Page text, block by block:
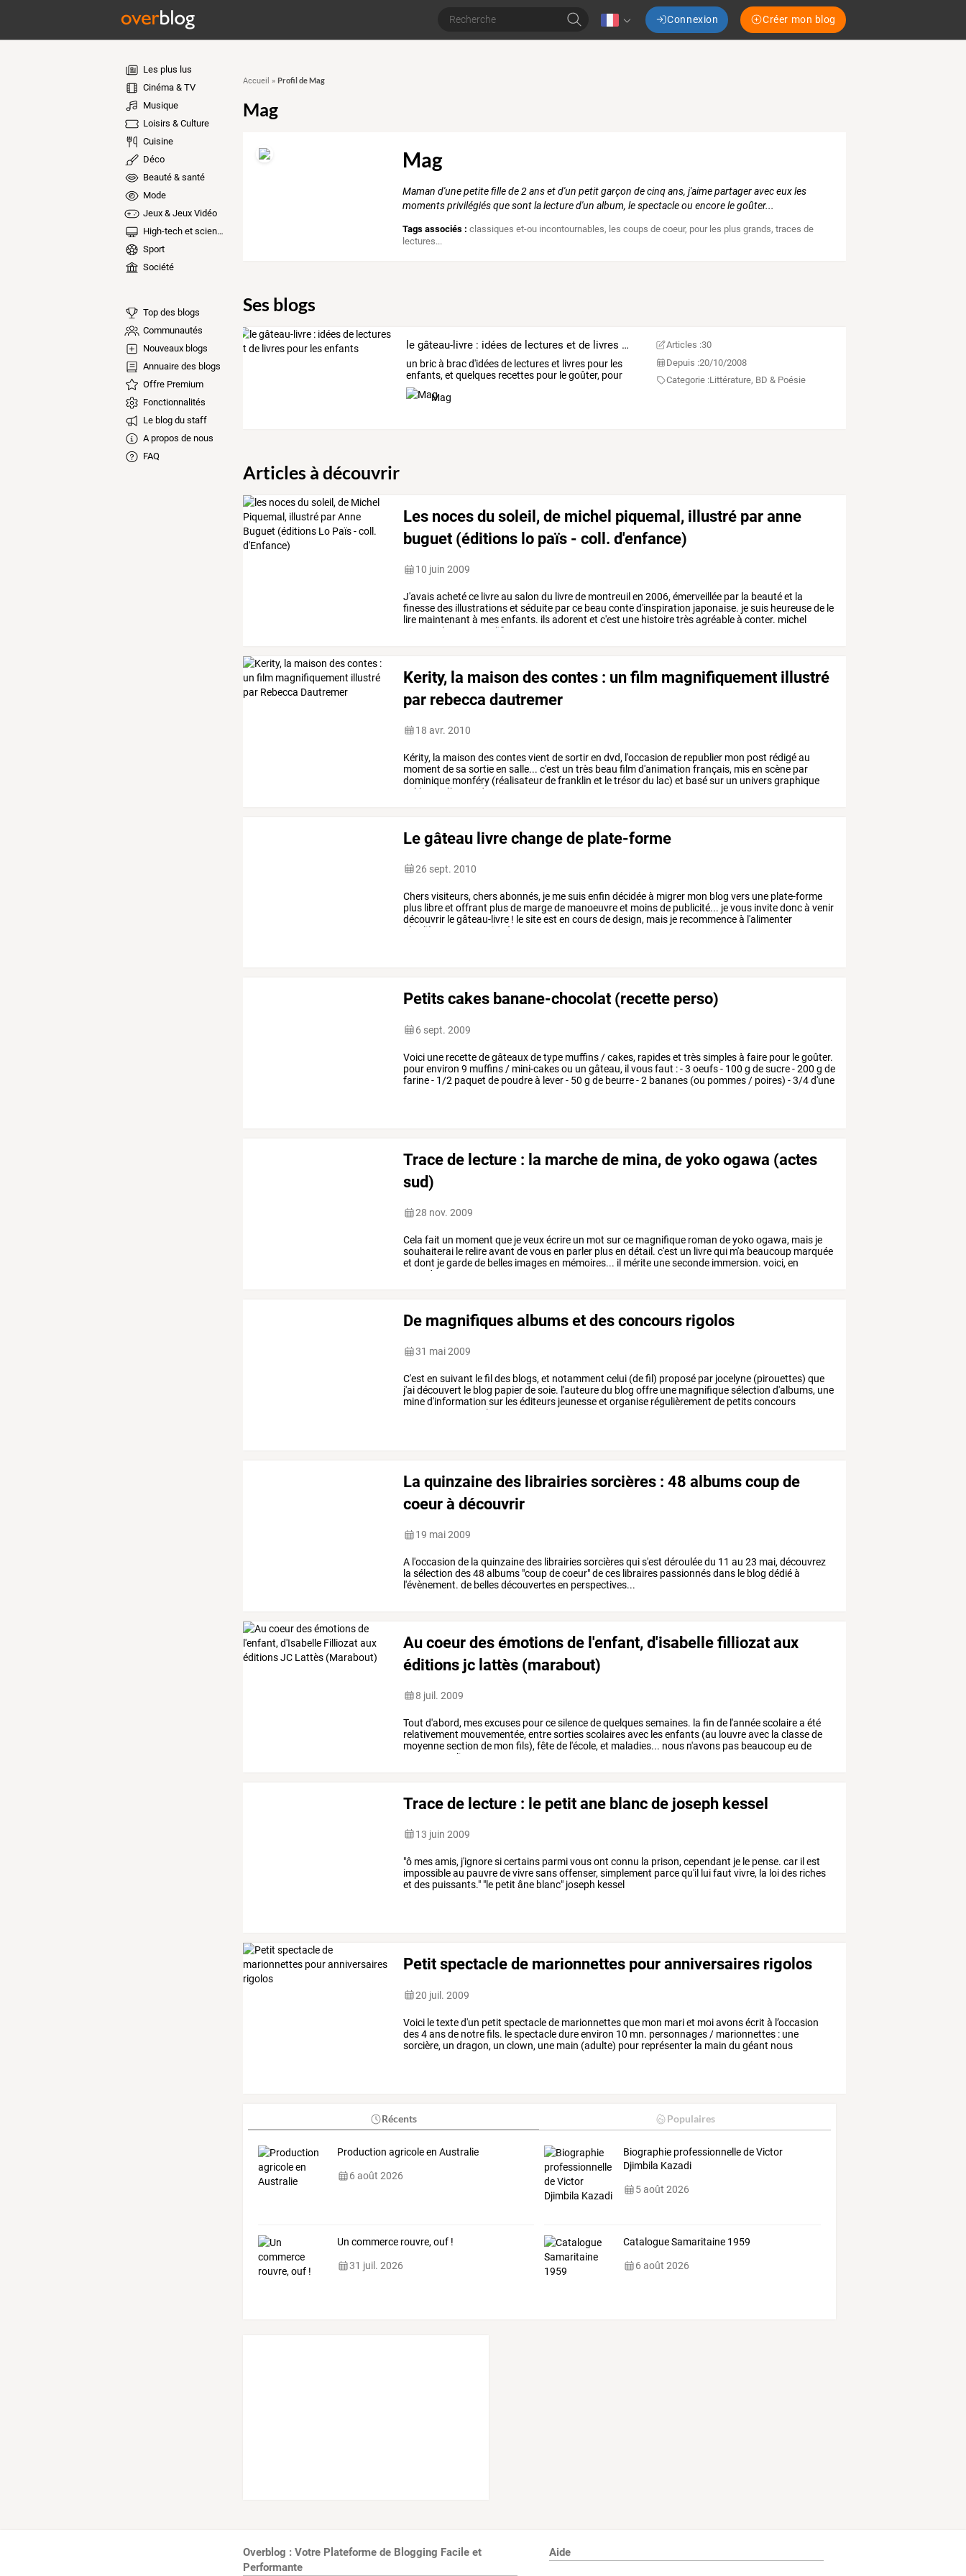
Connexion Créer mon blog
Les plus lus
Cinéma & TV
Musique
Loisirs & Culture
Cuisine
Déco
Beauté & santé
Mode
Jeux & Jeux Vidéo
High-tech et sciences
Sport
Société
Top des blogs
Communautés
Nouveaux blogs
Annuaire des blogs
Offre Premium
Fonctionnalités
Le blog du staff
A propos de nous
FAQ
Accueil » Profil de Mag
Mag
Mag
Maman d'une petite fille de 2 ans et d'un petit garçon de cinq ans, j'aime partager avec eux les
moments privilégiés que sont la lecture d'un album, le spectacle ou encore le goûter...
Tags associés : classiques et-ou incontournables, les coups de coeur, pour les plus grands,traces de
lectures...
Ses blogs
le gâteau-livre : idées de lectures et de livres pour les enfants
un bricà bracd'idéesdelectureset livrespourles
enfants,et quelquesrecettespourlegoûter,pour
des
Mag
Articles :30
Depuis :20/10/2008
Categorie :Littérature, BD & Poésie
Articles à découvrir
Les noces du soleil, de michel piquemal, illustré par anne
buguet (éditions lo païs - coll. d'enfance)
10 juin 2009
J'avaisachetéce livreau salon du livrede montreuil en 2006, émerveillée par la beautéet la
finessedes illustrationset séduite parce beau conted'inspiration japonaise. jesuis heureusede le
lire maintenant à mesenfants. ilsadorent et c'est une histoiretrèsagréableà conter. michel
piquemal,
prolifique
Kerity, la maison des contes : un film magnifiquement illustré
par rebecca dautremer
18 avr. 2010
Kérity, la maison descontesvient desortiren dvd, l'occasion de republier mon post rédigéau
moment desa sortieen salle... c'est un très beau filmd'animation français, misen scène par
dominique monféry (réalisateurdefranklin et letrésordu lac) et basésur un universgraphique
créé
rébecca dautremer.
Le gâteau livre change de plate-forme
26 sept. 2010
Chersvisiteurs, chersabonnés, je mesuisenfin décidéeà migrer mon blog vers une plate-forme
plus libreet offrant plusde margede manoeuvreet moinsde publicité... jevous invitedoncà venir
découvrir legâteau-livre ! lesiteest en coursdedesign, mais je recommenceà l'alimenter
régulièrement.
merci à
Petits cakes banane-chocolat (recette perso)
6 sept. 2009
Voici une recettedegâteauxdetype muffins /cakes, rapideset trèssimplesà faire pour legoûter.
pourenviron 9 muffins / mini-cakesou un gâteau, il vousfaut :-3 oeufs- 100 g desucre-200 g de
farine- 1/2 paquet de poudreà lever- 50 g de beurre-2 bananes (ou pommes / poires) -3/4d'une
Trace de lecture : la marche de mina, de yoko ogawa (actes
sud)
28 nov. 2009
Cela fait un moment que jeveuxécrire un mot surce magnifique roman deyokoogawa, mais je
souhaiterai le relireavant devousen parler plusen détail. c'est un livrequi m'a beaucoup marquée
et dont jegardede belles imagesen mémoires... il mérite uneseconde immersion. voici,en
attendant
De magnifiques albums et des concours rigolos
31 mai 2009
C'est en suivant lefil des blogs,et notamment celui (defil) proposé par jocelyne (pirouettes) que
j'aidécouvert le blog papierdesoie. l'auteuredu blog offre une magnifiquesélection d'albums, une
mined'information sur leséditeurs jeunesseet organise régulièrement de petitsconcours
auxquels
La quinzaine des librairies sorcières : 48 albums coup de
coeur à découvrir
19 mai 2009
A l'occasion de la quinzaine des librairies sorcières qui s'est déroulée du 11 au 23 mai, découvrez
la sélection des 48 albums "coup de coeur" de ces libraires passionnés dans le blog dédié à
l'évènement. de belles découvertes en perspectives...
Au coeur des émotions de l'enfant, d'isabelle filliozat aux
éditions jc lattès (marabout)
8 juil. 2009
Tout d'abord, mesexcuses pourcesilencedequelquessemaines. la fin de l'annéescolairea été
relativement mouvementée, entresortiesscolairesavec lesenfants (au louvreavec la classede
moyennesection de mon fils), fêtede l'école, et maladies... nous n'avons pas beaucoupeu de
lire
Trace de lecture : le petit ane blanc de joseph kessel
13 juin 2009
"ô mes amis, j'ignore si certains parmi vous ont connu la prison, cependant je le pense. car il est
impossible au pauvre de vivre sans offenser, simplement parce qu'il lui faut vivre, la loi des riches
et des puissants." "le petit âne blanc" joseph kessel
Petit spectacle de marionnettes pour anniversaires rigolos
20 juil. 2009
Voici letexted'un petit spectaclede marionnettesque mon mariet moiavonsécrit à l’occasion
des4ansde notrefils. lespectacledureenviron 10 mn. personnages / marionnettes : une
sorcière, un dragon, un clown, une main (adulte) pour représenter la main du géant nous
Récents Populaires
Production agricole en Australie
6 août 2026
Biographie professionnelle de Victor
Djimbila Kazadi
5 août 2026
Un commerce rouvre, ouf !
31 juil. 2026
Catalogue Samaritaine 1959
6 août 2026
Overblog : Votre Plateforme de Blogging Facile et
Performante
Aide